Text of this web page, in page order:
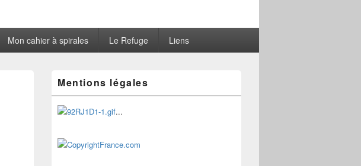
Mon cahier à spirales Le Refuge Liens
principale
de
widget
pour
barre
latérale
Mentions légales
...